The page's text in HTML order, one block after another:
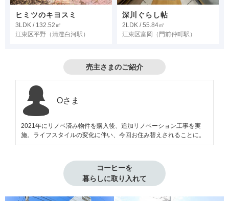
ヒミツのキヨスミ
3LDK / 132.52㎡
江東区平野 （清澄白河駅）
深川ぐらし帖
2LDK / 55.84㎡
江東区富岡
（門前仲町駅）
売主さまのご紹介
Oさま
2021年にリノベ済み物件を購入後、追加リノベーション工事を実
施。ライフスタイルの変化に伴い、今回お住み替えされることに。
コーヒーを
暮らしに取り入れて